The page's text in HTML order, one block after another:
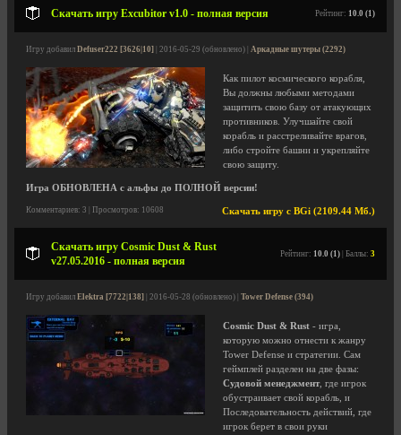
Скачать игру Excubitor v1.0 - полная версия Рейтинг: 10.0 (1)
Игру добавил Defuser222 [3626|10] | 2016-05-29 (обновлено) | Аркадные шутеры (2292)
Как пилот космического корабля,
Вы должны любыми методами
защитить свою базу от атакующих
противников. Улучшайте свой
корабль и расстреливайте врагов,
либо стройте башни и укрепляйте
свою защиту.
Игра ОБНОВЛЕНА с альфы до ПОЛНОЙ версии!
Скачать игру с BGi (2109.44 Мб.)
Комментариев: 3 | Просмотров: 10608
Скачать игру Cosmic Dust & Rust
v27.05.2016 - полная версия
Рейтинг: 10.0 (1) | Баллы: 3
Игру добавил Elektra [7722|138] | 2016-05-28 (обновлено) | Tower Defense (394)
Cosmic Dust & Rust - игра,
которую можно отнести к жанру
Tower Defense и стратегии. Сам
геймплей разделен на две фазы:
Судовой менеджмент, где игрок
обустраивает свой корабль, и
Последовательность действий, где
игрок берет в свои руки